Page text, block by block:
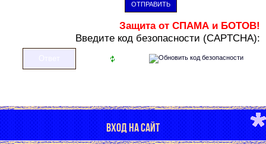
ОТПРАВИТЬ
Защита от СПАМА и БОТОВ!
Введите код безопасности (CAPTCHA):
ВХОД НА САЙТ